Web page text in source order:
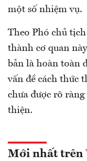
một số nhiệm vụ.
Theo Phó chủ
thành cơ quan
bản là hoàn toàn
vấn đề cách thức
chưa được rõ ràng
thiện.
Mới nhất trên